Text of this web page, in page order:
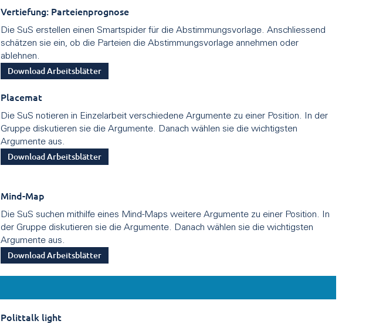
Vertiefung: Parteienprognose
Die SuS erstellen einen Smartspider für die Abstimmungsvorlage. Anschliessend
schätzen sie ein, ob die Parteien die Abstimmungsvorlage annehmen oder
ablehnen.
Download Arbeitsblätter
Placemat
Die SuS notieren in Einzelarbeit verschiedene Argumente zu einer Position. In der
Gruppe diskutieren sie die Argumente. Danach wählen sie die wichtigsten
Argumente aus.
Download Arbeitsblätter
Mind-Map
Die SuS suchen mithilfe eines Mind-Maps weitere Argumente zu einer Position. In
der Gruppe diskutieren sie die Argumente. Danach wählen sie die wichtigsten
Argumente aus.
Download Arbeitsblätter
Polittalk light